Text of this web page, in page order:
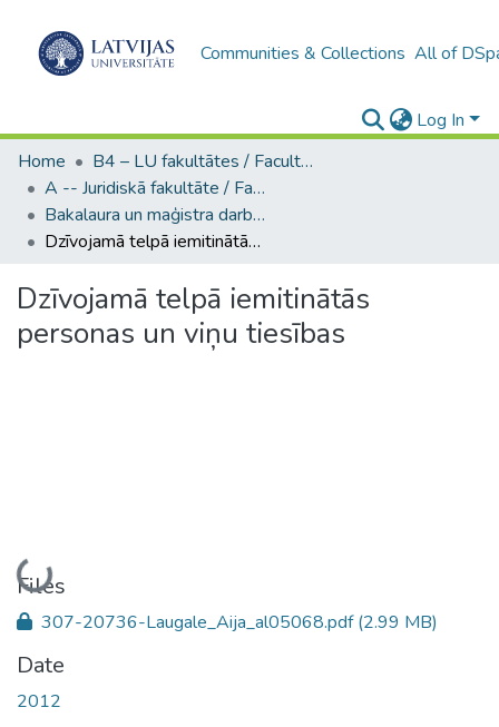
Communities & Collections All of
Log In
Home
B4 – LU fakultātes / Faculties of the UL
A -- Juridiskā fakultāte / Faculty of Law
Bakalaura un maģistra darbi (JF) / Bachelor's and Master's theses
Dzīvojamā telpā iemitinātās personas un viņu tiesības
Dzīvojamā telpā iemitinātās
personas un viņu tiesības
Loading...
Files
307-20736-Laugale_Aija_al05068.pdf(2.99 MB)
Date
2012